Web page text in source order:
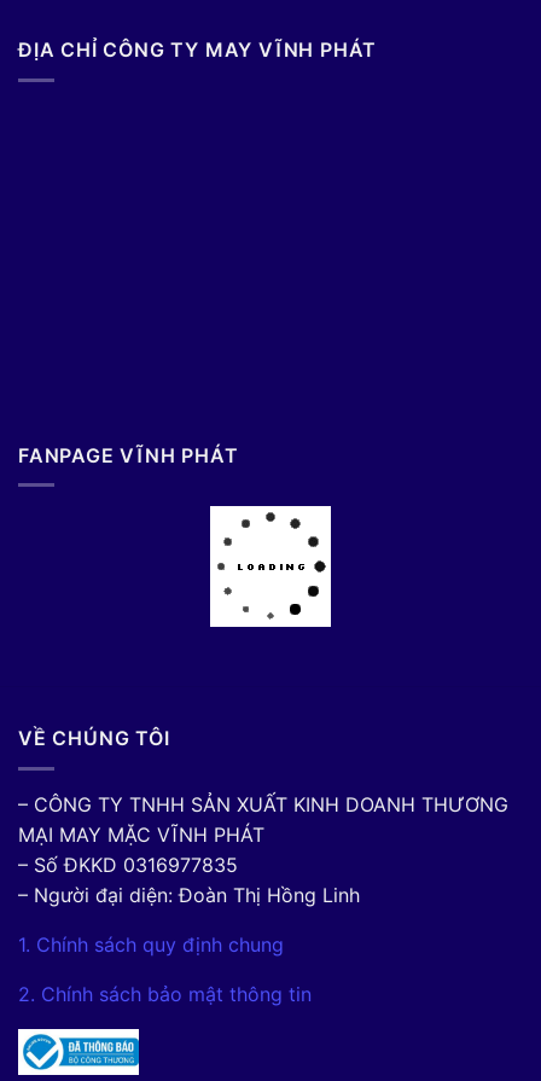
ĐỊA CHỈ CÔNG TY MAY VĨNH PHÁT
FANPAGE VĨNH PHÁT
VỀ CHÚNG TÔI
– CÔNG TY TNHH SẢN XUẤT KINH DOANH THƯƠNG
MẠI MAY MẶC VĨNH PHÁT
– Số ĐKKD 0316977835
– Người đại diện: Đoàn Thị Hồng Linh
1. Chính sách quy định chung
2. Chính sách bảo mật thông tin